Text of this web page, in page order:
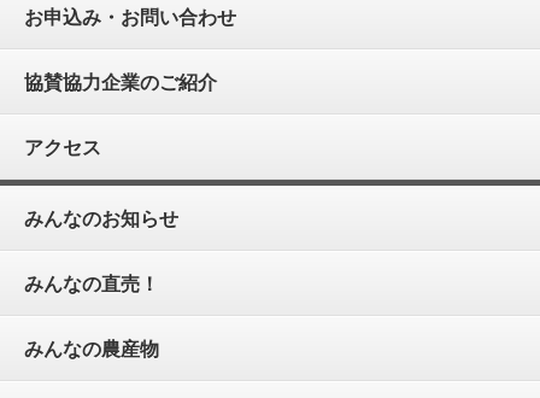
お申込み・お問い合わせ
協賛協力企業のご紹介
アクセス
みんなのお知らせ
みんなの直売！
みんなの農産物